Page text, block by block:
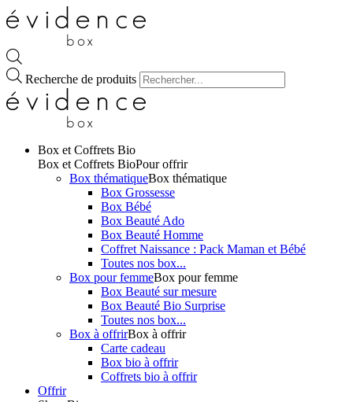
Recherche de produits
Box et Coffrets Bio
Box et Coffrets BioPour offrir
Box thématiqueBox thématique
Box Grossesse
Box Bébé
Box Beauté Ado
Box Beauté Homme
Coffret Naissance : Pack Maman et Bébé
Toutes nos box...
Box pour femmeBox pour femme
Box Beauté sur mesure
Box Beauté Bio Surprise
Toutes nos box...
Box à offrirBox à offrir
Carte cadeau
Box bio à offrir
Coffrets bio à offrir
Offrir